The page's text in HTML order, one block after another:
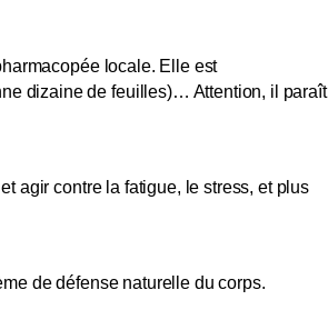
locale. Elle est
dizaine de feuilles)… Attention, il paraît
agir contre la fatigue, le stress, et plus
de défense naturelle du corps.